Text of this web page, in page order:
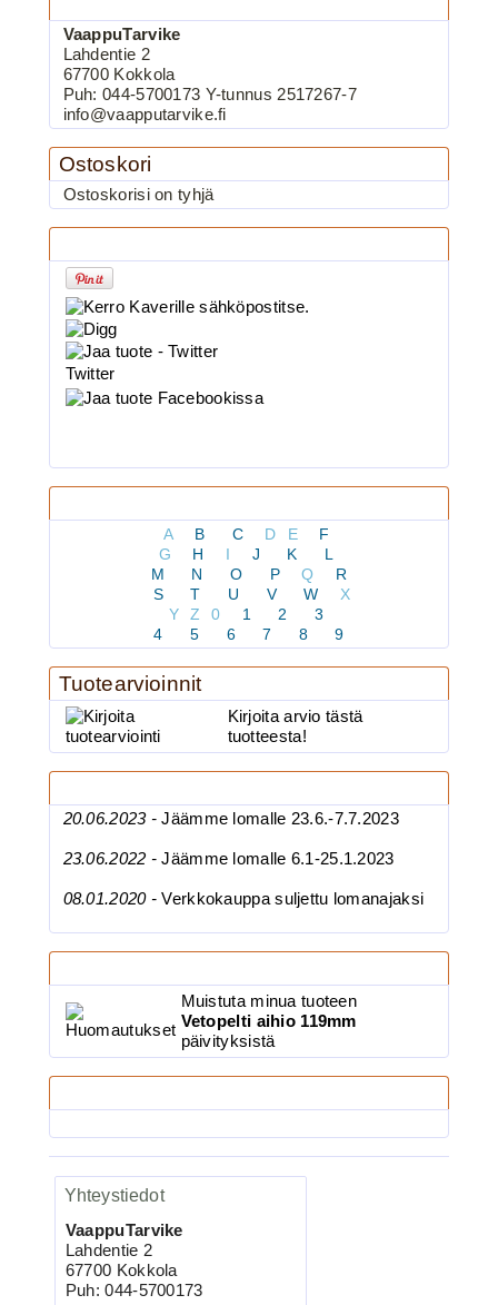
BKK 6062-1X Black Nickel
Kolmihaarakoukku N.8
3.90€
BKK 6062-1X Black Nickel
Kolmihaarakoukku N.4
3.90€
BKK 6062-1X Black Nickel
Kolmihaarakoukku N.6
3.90€
BKK 6062-1X Black Ni...
pehm. hehkutettu 0.8mm 35cm/30
VMC-7557 TI KAPTAIN 3X
Kolmihaarakoukku N.4 10kpl
VaappuTarvike
Lahdentie 2
67700 Kokkola
Puh: 044-5700173 Y-tunnus 2517267-7
info@vaapputarvike.fi
Ostoskori
Ostoskorisi on tyhjä
Twitter
A B C D E
F
G
H I J K
L
M
N O P Q
R
S
T U V W
X
Y
Z 0 1 2
3
4
5 6 7 8 9
Tuotearvioinnit
Kirjoita arvio tästä
tuotteesta!
20.06.2023 -Jäämme lomalle 23.6.-7.7.2023
23.06.2022 -Jäämme lomalle 6.1-25.1.2023
08.01.2020 -Verkkokauppa suljettu lomanajaksi
Muistuta minua tuoteen
Vetopelti aihio 119mm
päivityksistä
Yhteystiedot
VaappuTarvike
Lahdentie 2
67700 Kokkola
Puh: 044-5700173